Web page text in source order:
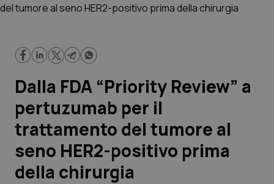
Governo e Parlamento
Regioni e Asl
Lavoro e Professioni
Scienza e Farmaci
Dalla FDA “Priority Review” a
pertuzumab per il
trattamento del tumore al
seno HER2-positivo prima
della chirurgia